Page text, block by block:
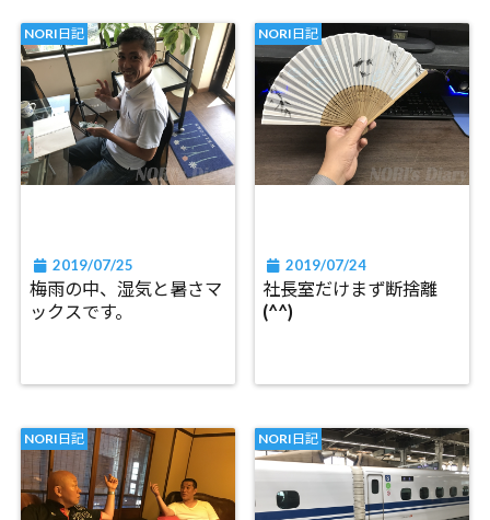
NORI日記
2019/07/25
梅雨の中、湿気と暑さマ
ックスです。
NORI日記
2019/07/24
社長室だけまず断捨離
(^^)
NORI日記 NORI日記